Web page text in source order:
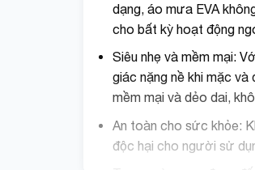
dạng, áo mưa EVA
cho bất kỳ hoạt động
Siêu nhẹ và mềm mại:
giác nặng nề khi mặc
mềm mại và dẻo dai,
An toàn cho sức khỏe:
độc hại cho người sử